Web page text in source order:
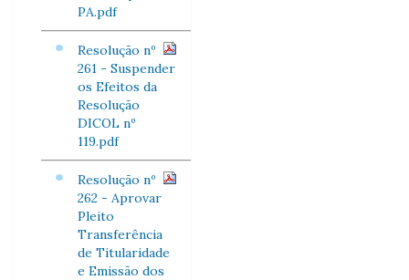
PA.pdf
Resolução nº
261 - Suspender
os Efeitos da
Resolução
DICOL nº
119.pdf
Resolução nº
262 - Aprovar
Pleito
Transferência
de Titularidade
e Emissão dos